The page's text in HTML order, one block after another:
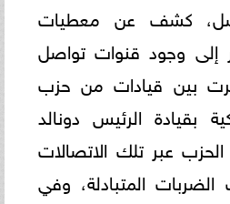
كشف عن معطيات
إلى وجود قنوات تواصل
بين قيادات من حزب
بقيادة الرئيس دونالد
عبر تلك الاتصالات
المتبادلة، وفي